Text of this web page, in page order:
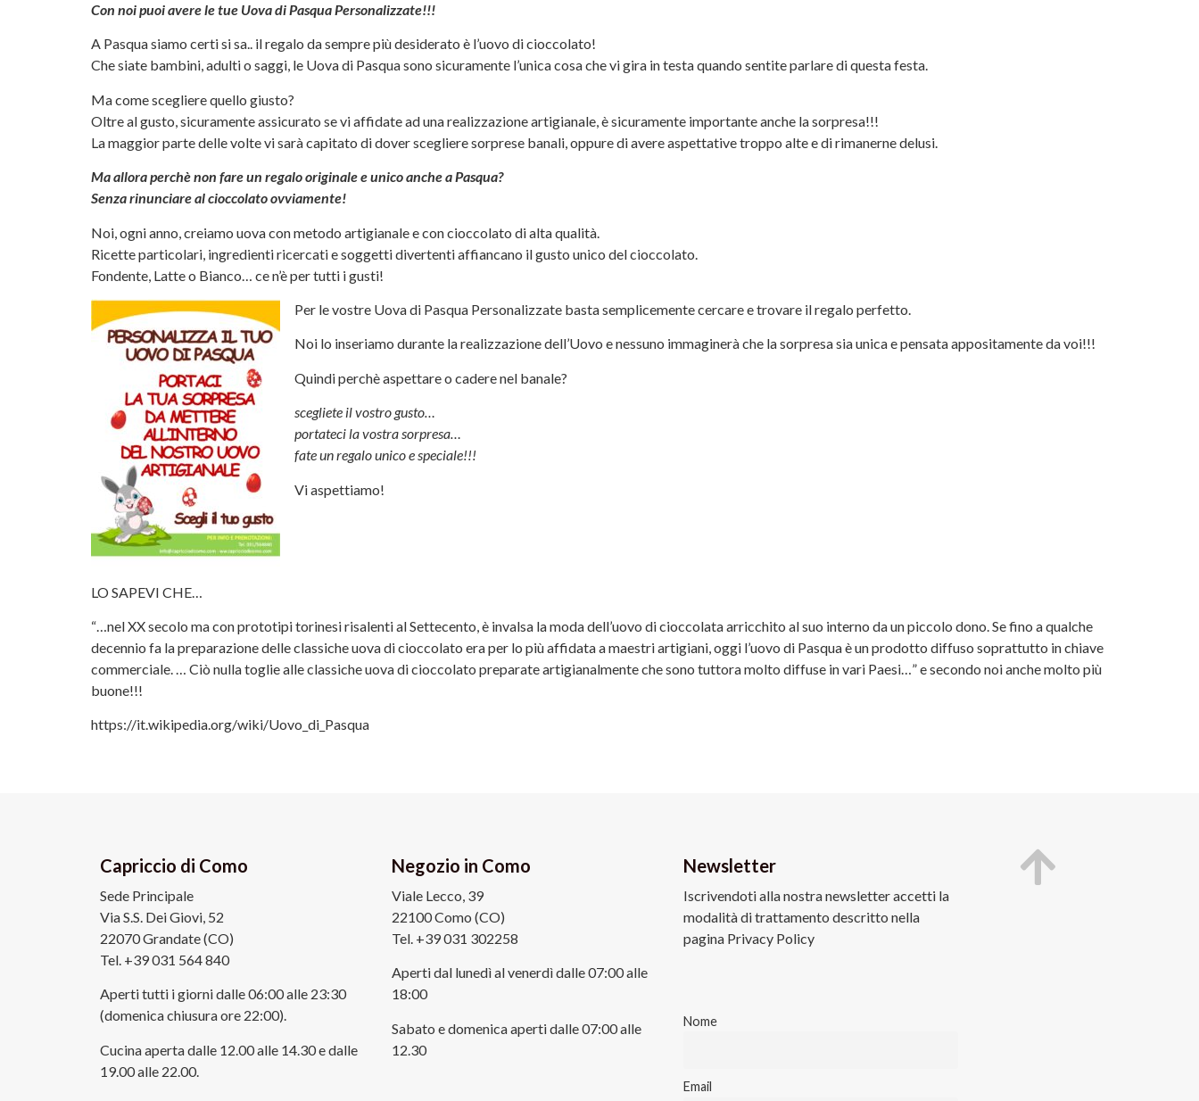
Con noi puoi avere le tue Uova di Pasqua Personalizzate!!!
A Pasqua siamo certi si sa.. il regalo da sempre più desiderato è l’uovo di cioccolato!
Che siate bambini, adulti o saggi, le Uova di Pasqua sono sicuramente l’unica cosa che vi gira in testa quando sentite parlare di questa festa.
Ma come scegliere quello giusto?
Oltre al gusto, sicuramente assicurato se vi affidate ad una realizzazione artigianale, è sicuramente importante anche la sorpresa!!!
La maggior parte delle volte vi sarà capitato di dover scegliere sorprese banali, oppure di avere aspettative troppo alte e di rimanerne delusi.
Ma allora perchè non fare un regalo originale e unico anche a Pasqua?
Senza rinunciare al cioccolato ovviamente!
Noi, ogni anno, creiamo uova con metodo artigianale e con cioccolato di alta qualità.
Ricette particolari, ingredienti ricercati e soggetti divertenti affiancano il gusto unico del cioccolato.
Fondente, Latte o Bianco… ce n’è per tutti i gusti!
Per le vostre Uova di Pasqua Personalizzate basta semplicemente cercare e trovare il regalo perfetto.
Noi lo inseriamo durante la realizzazione dell’Uovo e nessuno immaginerà che la sorpresa sia unica e pensata appositamente da voi!!!
Quindi perchè aspettare o cadere nel banale?
scegliete il vostro gusto…
portateci la vostra sorpresa…
fate un regalo unico e speciale!!!
Vi aspettiamo!
LO SAPEVI CHE…
“…nel XX secolo ma con prototipi torinesi risalenti al Settecento, è invalsa la moda dell’uovo di cioccolata arricchito al suo interno da un piccolo dono. Se fino a qualche
decennio fa la preparazione delle classiche uova di cioccolato era per lo più affidata a maestri artigiani, oggi l’uovo di Pasqua è un prodotto diffuso soprattutto in chiave
commerciale. … Ciò nulla toglie alle classiche uova di cioccolato preparate artigianalmente che sono tuttora molto diffuse in vari Paesi…” e secondo noi anche molto più
buone!!!
https://it.wikipedia.org/wiki/Uovo_di_Pasqua
Capriccio di Como
Sede Principale
Via S.S. Dei Giovi, 52
22070 Grandate (CO)
Tel. +39 031 564 840
Aperti tutti i giorni dalle 06:00 alle 23:30
(domenica chiusura ore 22:00).
Cucina aperta dalle 12.00 alle 14.30 e dalle
19.00 alle 22.00.
Negozio in Como
Viale Lecco, 39
22100 Como (CO)
Tel. +39 031 302258
Aperti dal lunedì al venerdì dalle 07:00 alle
18:00
Sabato e domenica aperti dalle 07:00 alle
12.30
Newsletter
Iscrivendoti alla nostra newsletter accetti la
modalità di trattamento descritto nella
pagina Privacy Policy
Nome
Email